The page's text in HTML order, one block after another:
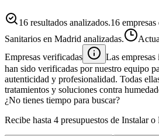
16 resultados analizados.16
Sanitarios en Madrid analizadas.
Empresas verificadas
Las
han sido verificadas por nuestro equipo
autenticidad y profesionalidad. Todas
tratamientos y soluciones contra
¿No tienes tiempo para buscar?
Recibe hasta 4 presupuestos de Instalar